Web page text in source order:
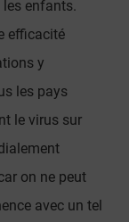
enfants.
efficacité
y
les pays
le virus sur
on ne peut
avec un tel